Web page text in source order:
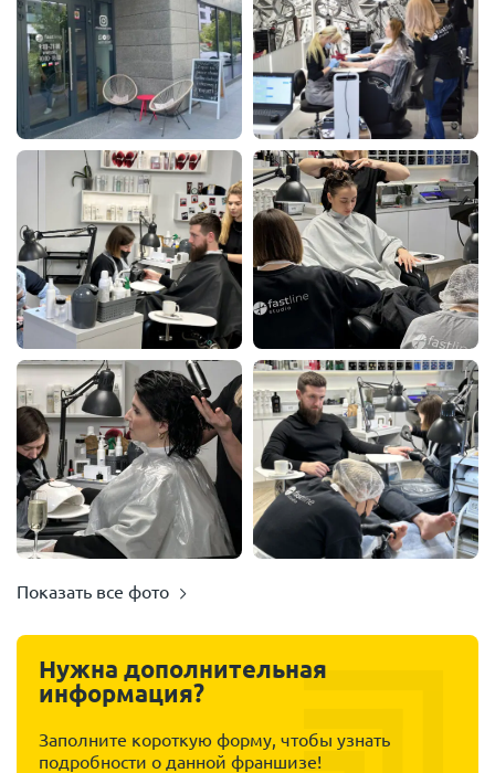
Показать все фото
Нужна дополнительная
информация?
Заполните короткую форму, чтобы узнать
подробности о данной франшизе!